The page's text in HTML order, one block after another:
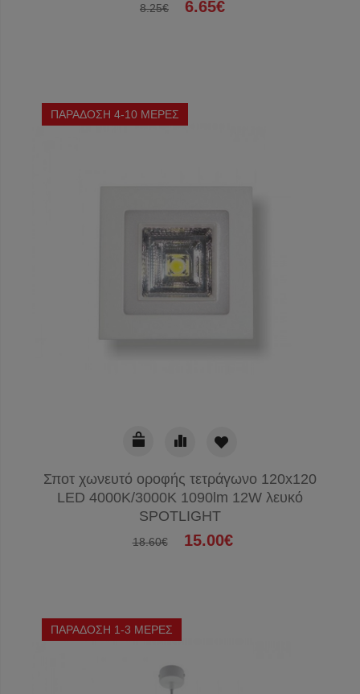
8.25€ 6.65€
ΠΑΡΑΔΟΣΗ 4-10 ΜΕΡΕΣ
Σποτ χωνευτό οροφής τετράγωνο 120x120
LED 4000K/3000Κ 1090lm 12W λευκό
SPOTLIGHT
18.60€ 15.00€
ΠΑΡΑΔΟΣΗ 1-3 ΜΕΡΕΣ